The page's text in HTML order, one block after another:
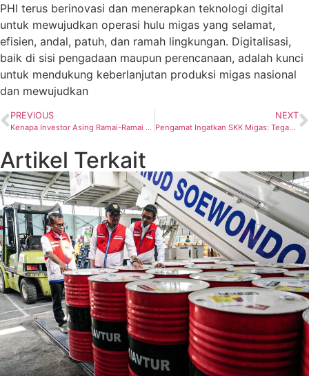
PHI terus berinovasi dan menerapkan teknologi digital
untuk mewujudkan operasi hulu migas yang selamat,
efisien, andal, patuh, dan ramah lingkungan. Digitalisasi,
baik di sisi pengadaan maupun perencanaan, adalah kunci
untuk mendukung keberlanjutan produksi migas nasional
dan mewujudkan
PREVIOUS
Kenapa Investor Asing Ramai-Ramai Hengkang dari Sektor Energi Indonesia?
NEXT
Pengamat Ingatkan SKK Migas: Tegakkan TKDN di Hulu Migas, Khususnya dalam Proyek EPC Termasuk CCS/CCUS
Artikel Terkait